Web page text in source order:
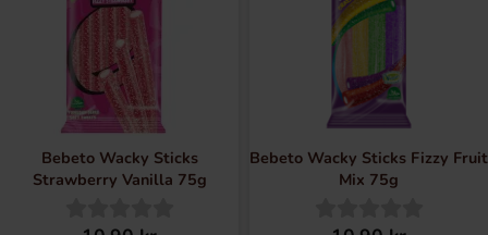
Bebeto Wacky Sticks
Strawberry Vanilla 75g
Bebeto Wacky Sticks Fizzy Fruit
Mix 75g